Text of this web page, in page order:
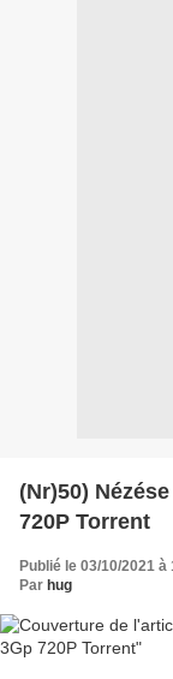
(Nr)50)
720P Torrent
Publié le 03/10/2021 à
Par hug